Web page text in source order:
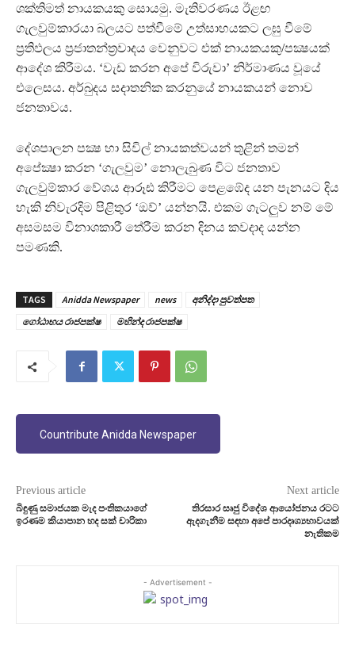
ශක්තිමත් නායකයකු සොයමු. මැතිවරණය ඊළඟ
ගැලවුම්කාරයා බලයට පත්වීමේ උත්සාහයකට ලඝු වීමේ
ප්‍රතිඵලය ප්‍රජාතන්ත්‍රවාදය වෙනුවට එක් නායකයකු/පක්‍ෂයක්
ආදේශ කිරීමය. ‘වැඩ කරන අපේ විරුවා’ නිර්මාණය වූයේ
එලෙසය. අර්බුදය සදාතනික කරනුයේ නායකයන් නොව
ජනතාවය.
දේශපාලන පක්‍ෂ හා සිවිල් නායකත්වයන් තුළින් තමන්
අපේක්‍ෂා කරන ‘ගැලවුම’ නොලැබුණ විට ජනතාව
ගැලවුම්කාර වේශය ආරූඪ කිරීමට පෙළඹේද යන පැනයට දිය
හැකි නිවැරදිම පිළිතුර ‘ඔව්’ යන්නයි. එකම ගැටලුව නම් මේ
අසමසම විනාශකාරී තේරීම කරන දිනය කවදාද යන්න
පමණකි.
TAGS Anidda Newspaper news
අනිද්දා පුවත්පත
ගෝඨාභය රාජපක්ෂ
මහින්ද රාජපක්ෂ
Countribute Anidda Newspaper
Previous article
බිඳුණු සමාජයක මැද පංතිකයාගේ
ඉරණම කියාපාන හද සක් චාරිකා
Next article
තිරසාර සෘජු විදේශ ආයෝජනය රටට
ඇදගැනීම සඳහා අපේ පාරදෘශ්‍යභාවයක්
නැතිකම
- Advertisement -